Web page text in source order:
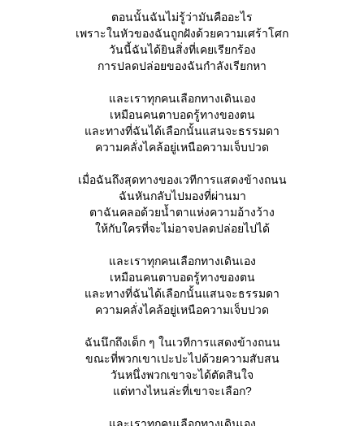
ตอนนั้นฉันไม่รู้ว่ามันคืออะไร
เพราะในหัวของฉันถูกฝังด้วยความเศร้าโศก
วันนี้ฉันได้ยินสิ่งที่เคยเรียกร้อง
การปลดปล่อยของฉันกำลังเรียกหา
ละเราทุกคนเลือกทางเดินเอง
เหมือนคนตาบอดรู้ทางของตน
ละทางที่ฉันได้เลือกนั้นแสนจะธรรมดา
ความคลั่งไคล้อยู่เหนือความเจ็บปวด
เมื่อฉันถึงสุดทางของเวทีการแสดงข้างถนน
ฉันหันกลับไปมองที่ผ่านมา
ตาฉันคลอด้วยน้ำตาแห่งความอ้างว้าง
ห้กับใครที่จะไม่อาจปลดปล่อยไปได้
ละเราทุกคนเลือกทางเดินเอง
เหมือนคนตาบอดรู้ทางของตน
ละทางที่ฉันได้เลือกนั้นแสนจะธรรมดา
ความคลั่งไคล้อยู่เหนือความเจ็บปวด
ฉันนึกถึงเด็ก ๆ ในเวทีการแสดงข้างถนน
ขณะที่พวกเขาเปะปะไปด้วยความสับสน
วันหนึ่งพวกเขาจะได้ตัดสินใจ
ต่ทางไหนล่ะที่เขาจะเลือก?